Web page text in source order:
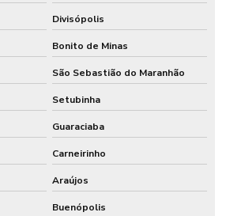
Divisópolis
Bonito de Minas
São Sebastião do Maranhão
Setubinha
Guaraciaba
Carneirinho
Araújos
Buenópolis